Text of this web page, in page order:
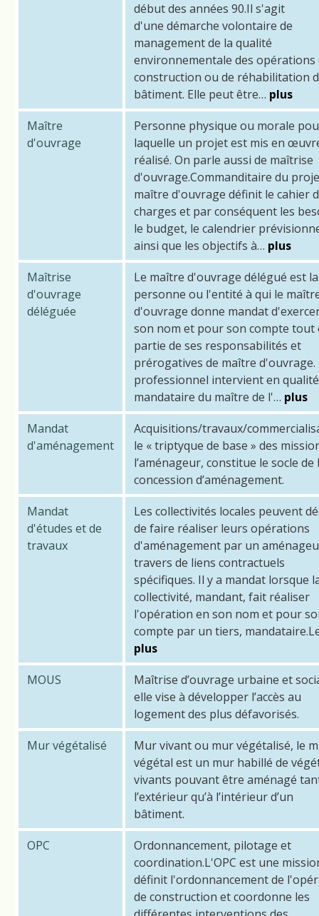
début des années 90.Il s'agit
d'une démarche volontaire de
management de la qualité
environnementale des opérations
construction ou de réhabilitation
bâtiment. Elle peut être… plus
Maître
d'ouvrage
Personne physique ou morale
laquelle un projet est mis en
réalisé. On parle aussi de maîtrise
d'ouvrage.Commanditaire du
maître d'ouvrage définit le cahier
charges et par conséquent les
le budget, le calendrier
ainsi que les objectifs à… plus
Maîtrise
d'ouvrage
déléguée
Le maître d'ouvrage délégué est la
personne ou l'entité à qui le
d'ouvrage donne mandat
son nom et pour son compte tout
partie de ses responsabilités et
prérogatives de maître d'ouvrage.
professionnel intervient en
mandataire du maître de l'… plus
Mandat
d'aménagement
Acquisitions/travaux/
le « triptyque de base » des
l’aménageur, constitue le socle de
concession d’aménagement.
Mandat
d'études et de
travaux
Les collectivités locales peuvent
de faire réaliser leurs opérations
d'aménagement par un
travers de liens contractuels
spécifiques. Il y a mandat lorsque
collectivité, mandant, fait réaliser
l'opération en son nom et pour
compte par un tiers,
plus
MOUS
Maîtrise d’ouvrage urbaine et
elle vise à développer l’accès au
logement des plus défavorisés.
Mur végétalisé
Mur vivant ou mur végétalisé, le
végétal est un mur habillé de
vivants pouvant être aménagé
l’extérieur qu’à l’intérieur d’un
bâtiment.
OPC
Ordonnancement, pilotage et
coordination.L'OPC est une
définit l'ordonnancement de
de construction et coordonne les